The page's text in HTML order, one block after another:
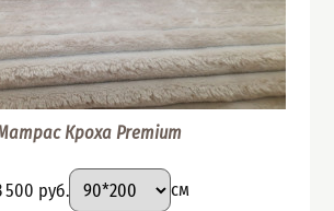
Кроха Premium
500 руб.
Подобрать вариант
Размер:
см